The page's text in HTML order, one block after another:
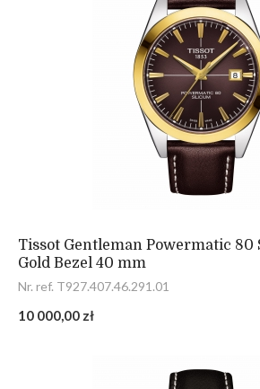
Tissot Gentleman Powermatic 80
Gold Bezel 40 mm
Nr. ref. T927.407.46.291.01
10 000,00 zł